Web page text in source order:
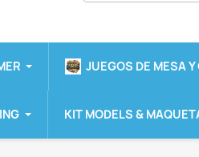
JUEGOS DE MESA
KIT MODELS &